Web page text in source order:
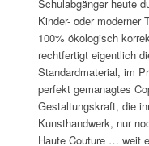
Schulabgänger heute
Kinder- oder
100% ökologisch
rechtfertigt eigentlich
Standardmaterial, im
perfekt gemanagtes
Gestaltungskraft, die
Kunsthandwerk, nur
Haute Couture … weit